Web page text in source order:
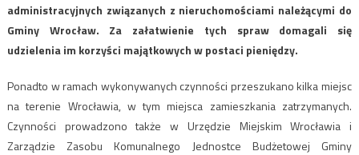
administracyjnych związanych z nieruchomościami należącymi do
Gminy Wrocław. Za załatwienie tych spraw domagali się
udzielenia im korzyści majątkowych w postaci pieniędzy.
Ponadto w ramach wykonywanych czynności przeszukano kilka miejsc
na terenie Wrocławia, w tym miejsca zamieszkania zatrzymanych.
Czynności prowadzono także w Urzędzie Miejskim Wrocławia i
Zarządzie Zasobu Komunalnego Jednostce Budżetowej Gminy